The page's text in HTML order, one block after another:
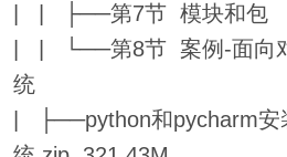
| | ├──第7节 模块和包
| | └──第8节 案例-面向
统
| ├──python和pycharm安